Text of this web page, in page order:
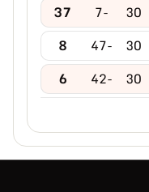
30
-7
37
30
-47
8
30
-42
6